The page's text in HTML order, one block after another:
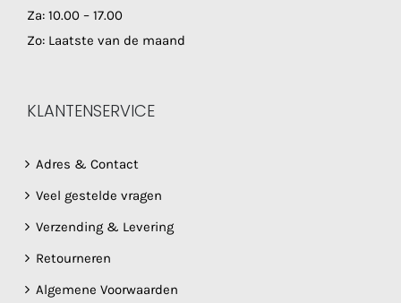
Za: 10.00 – 17.00
Zo: Laatste van de maand
KLANTENSERVICE
Adres & Contact
Veel gestelde vragen
Verzending & Levering
Retourneren
Algemene Voorwaarden